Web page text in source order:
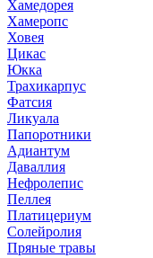
Хамедорея
Хамеропс
Ховея
Цикас
Юкка
Трахикарпус
Фатсия
Ликуала
Папоротники
Адиантум
Даваллия
Нефролепис
Пеллея
Платицериум
Солейролия
Пряные травы